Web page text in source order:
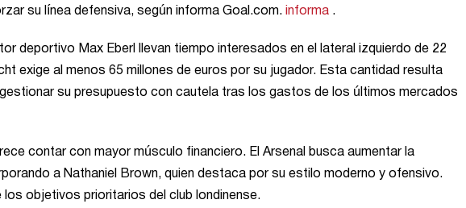
su línea defensiva, según informa Goal.com. informa .
deportivo Max Eberl llevan tiempo interesados en el lateral izquierdo de 22
exige al menos 65 millones de euros por su jugador. Esta cantidad resulta
su presupuesto con cautela tras los gastos de los últimos mercados
contar con mayor músculo financiero. El Arsenal busca aumentar la
a Nathaniel Brown, quien destaca por su estilo moderno y ofensivo.
objetivos prioritarios del club londinense.